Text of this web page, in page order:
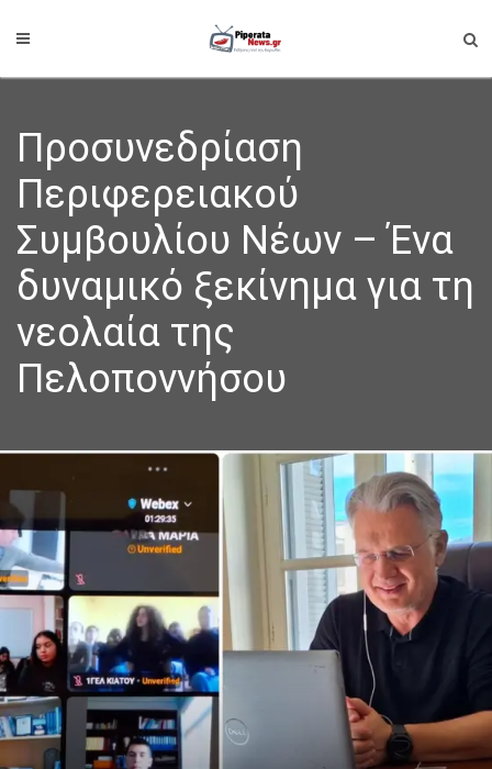
Προσυνεδρίαση
Περιφερειακού
Συμβουλίου Νέων – Ένα
δυναμικό ξεκίνημα για τη
νεολαία της
Πελοποννήσου